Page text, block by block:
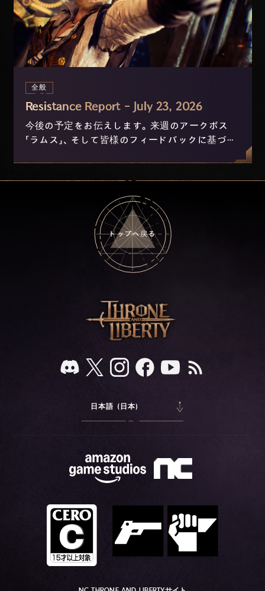
全般
Resistance Report - July 23, 2026
今後の予定をお伝えします。来週のアークボス
「ラムス」、そして皆様のフィードバックに基づき
トップへ戻る
日本語 (日本)